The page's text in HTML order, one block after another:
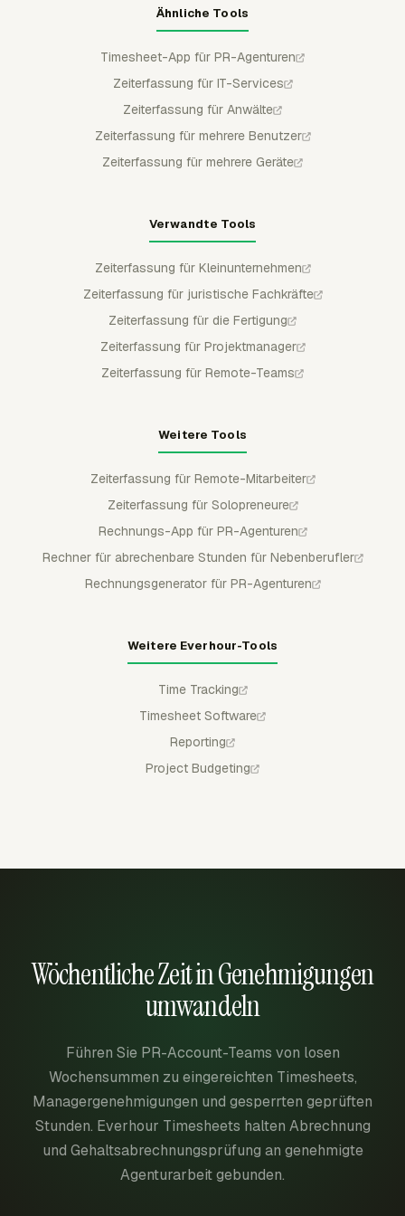
Ähnliche Tools
Timesheet-App für PR-Agenturen
Zeiterfassung für IT-Services
Zeiterfassung für Anwälte
Zeiterfassung für mehrere Benutzer
Zeiterfassung für mehrere Geräte
Verwandte Tools
Zeiterfassung für Kleinunternehmen
Zeiterfassung für juristische Fachkräfte
Zeiterfassung für die Fertigung
Zeiterfassung für Projektmanager
Zeiterfassung für Remote-Teams
Weitere Tools
Zeiterfassung für Remote-Mitarbeiter
Zeiterfassung für Solopreneure
Rechnungs-App für PR-Agenturen
Rechner für abrechenbare Stunden für Nebenberufler
Rechnungsgenerator für PR-Agenturen
Weitere Everhour-Tools
Time Tracking
Timesheet Software
Reporting
Project Budgeting
Wöchentliche Zeit in Genehmigungen
umwandeln
Führen Sie PR-Account-Teams von losen
Wochensummen zu eingereichten Timesheets,
Managergenehmigungen und gesperrten geprüften
Stunden. Everhour Timesheets halten Abrechnung
und Gehaltsabrechnungsprüfung an genehmigte
Agenturarbeit gebunden.